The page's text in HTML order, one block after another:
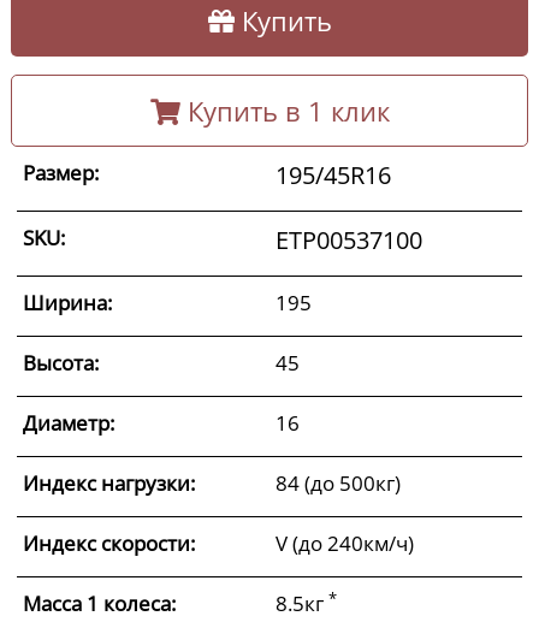
Купить
Купить в 1 клик
Размер: 195/45R16
SKU: ETP00537100
Ширина: 195
Высота: 45
Диаметр: 16
Индекс нагрузки: 84 (до 500кг)
Индекс скорости: V (до 240км/ч)
Масса 1 колеса: 8.5кг *